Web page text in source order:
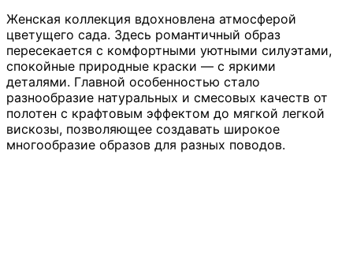
Женская коллекция вдохновлена атмосферой
цветущего сада. Здесь романтичный образ
пересекается с комфортными уютными силуэтами,
спокойные природные краски — с яркими
деталями. Главной особенностью стало
разнообразие натуральных и смесовых качеств от
полотен с крафтовым эффектом до мягкой легкой
вискозы, позволяющее создавать широкое
многообразие образов для разных поводов.